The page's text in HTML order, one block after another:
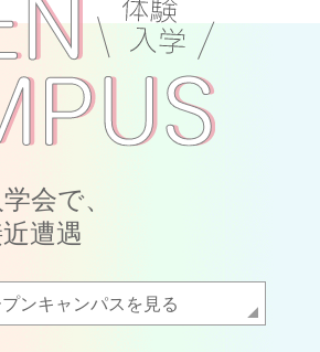
会で、
遭遇
ンキャンパスを見る